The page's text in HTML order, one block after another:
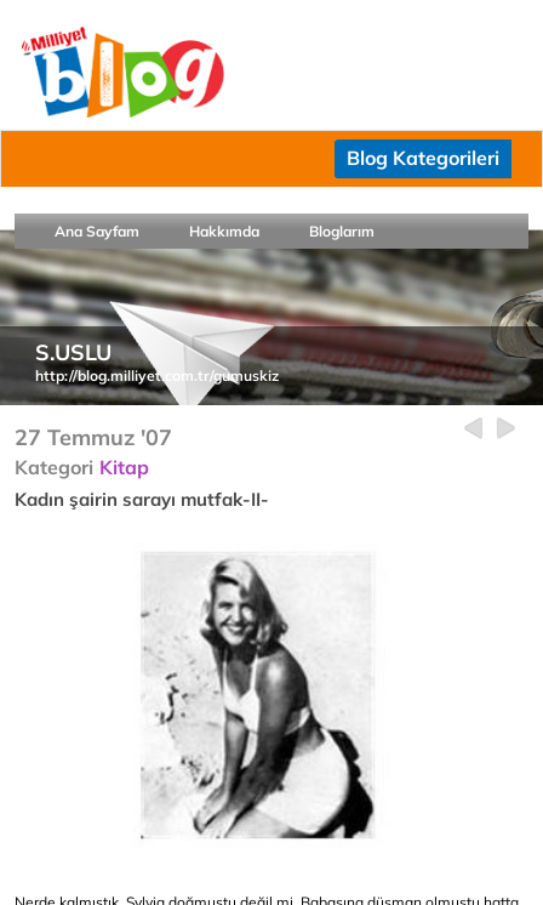
Blog Kategorileri
Ana Sayfam Hakkımda Bloglarım
S.USLU
http://blog.milliyet.com.tr/gumuskiz
27 Temmuz '07
Kategori Kitap
Kadın şairin sarayı mutfak-II-